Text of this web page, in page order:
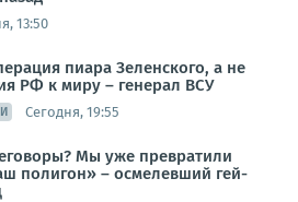
13:50
пиара Зеленского, а не
РФ к миру – генерал ВСУ
Сегодня, 19:55
Мы уже превратили
полигон» – осмелевший гей-